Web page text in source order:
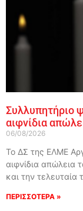
Συλλυπητήριο
αιφνίδια
06/08/2026
Το ΔΣ της ΕΛΜΕ
αιφνίδια απώλεια
και την
ΠΕΡΙΣΣΟΤΕΡΑ »